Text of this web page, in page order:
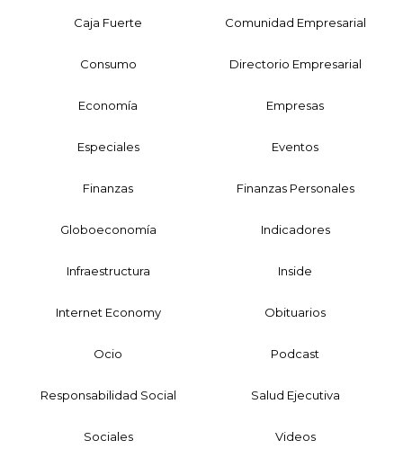
Caja Fuerte Comunidad Empresarial
Consumo Directorio Empresarial
Economía Empresas
Especiales Eventos
Finanzas Finanzas Personales
Globoeconomía Indicadores
Infraestructura Inside
Internet Economy Obituarios
Ocio Podcast
Responsabilidad Social Salud Ejecutiva
Sociales Videos